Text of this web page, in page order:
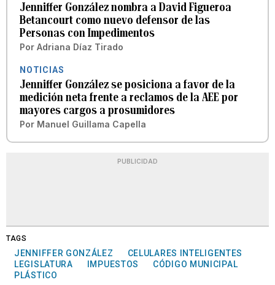
Jenniffer González nombra a David Figueroa
Betancourt como nuevo defensor de las
Personas con Impedimentos
Por Adriana Díaz Tirado
NOTICIAS
Jenniffer González se posiciona a favor de la
medición neta frente a reclamos de la AEE por
mayores cargos a prosumidores
Por Manuel Guillama Capella
PUBLICIDAD
TAGS
JENNIFFER GONZÁLEZ
CELULARES INTELIGENTES
LEGISLATURA
IMPUESTOS
CÓDIGO MUNICIPAL
PLÁSTICO